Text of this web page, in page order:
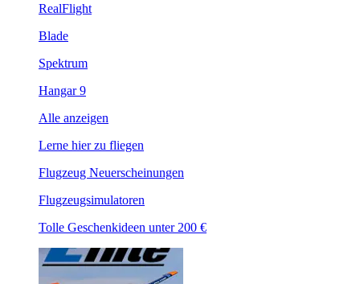
RealFlight
Blade
Spektrum
Hangar 9
Alle anzeigen
Lerne hier zu fliegen
Flugzeug Neuerscheinungen
Flugzeugsimulatoren
Tolle Geschenkideen unter 200 €